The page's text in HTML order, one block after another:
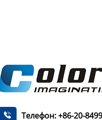
 Телефон: +86-20-